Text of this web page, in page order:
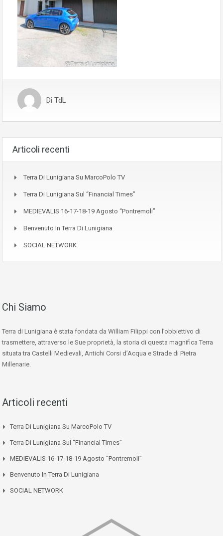
Di TdL
Articoli recenti
Terra Di Lunigiana Su MarcoPolo TV
Terra Di Lunigiana Sul “Financial Times”
MEDIEVALIS 16-17-18-19 Agosto “Pontremoli”
Benvenuto In Terra Di Lunigiana
SOCIAL NETWORK
Chi Siamo
Terra di Lunigiana è stata fondata da William Filippi con l’obbiettivo di
trasmettere, attraverso le Sue proprietà, la storia di questa magnifica Terra
situata tra Castelli Medievali, Antichi Corsi d’Acqua e Strade di Pietra
Millenarie.
Articoli recenti
Terra Di Lunigiana Su MarcoPolo TV
Terra Di Lunigiana Sul “Financial Times”
MEDIEVALIS 16-17-18-19 Agosto “Pontremoli”
Benvenuto In Terra Di Lunigiana
SOCIAL NETWORK